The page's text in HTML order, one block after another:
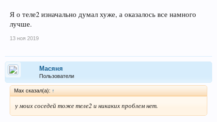
Я о теле2 изначально думал хуже, а оказалось все намного
лучше.
13 ноя 2019
Масяня
Пользователи
Max сказал(а): ↑
у моих соседей тоже теле2 и никаких проблем нет.